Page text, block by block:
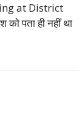
at District
पता ही नहीं था